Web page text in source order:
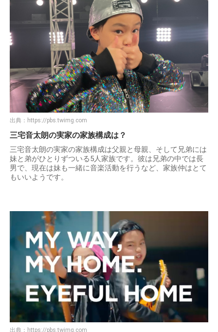
出典： https://pbs.twimg.com
三宅音太朗の実家の家族構成は？
三宅音太朗の実家の家族構成は父親と母親、そして兄弟には
妹と弟がひとりずついる5人家族です。彼は兄弟の中では長
男で、現在は妹も一緒に音楽活動を行うなど、家族仲はとて
もいいようです。
出典： https://pbs.twimg.com